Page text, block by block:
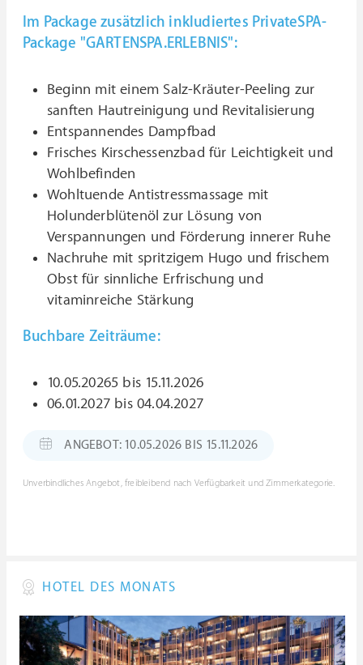
Im Package zusätzlich inkludiertes PrivateSPA-
Package "GARTENSPA.ERLEBNIS":
Beginn mit einem Salz-Kräuter-Peeling zur
sanften Hautreinigung und Revitalisierung
Entspannendes Dampfbad
Frisches Kirschessenzbad für Leichtigkeit und
Wohlbefinden
Wohltuende Antistressmassage mit
Holunderblütenöl zur Lösung von
Verspannungen und Förderung innerer Ruhe
Nachruhe mit spritzigem Hugo und frischem
Obst für sinnliche Erfrischung und
vitaminreiche Stärkung
Buchbare Zeiträume:
10.05.20265 bis 15.11.2026
06.01.2027 bis 04.04.2027
ANGEBOT: 10.05.2026 BIS 15.11.2026
Unverbindliches Angebot, freibleibend nach Verfügbarkeit und Zimmerkategorie.
HOTEL DES MONATS